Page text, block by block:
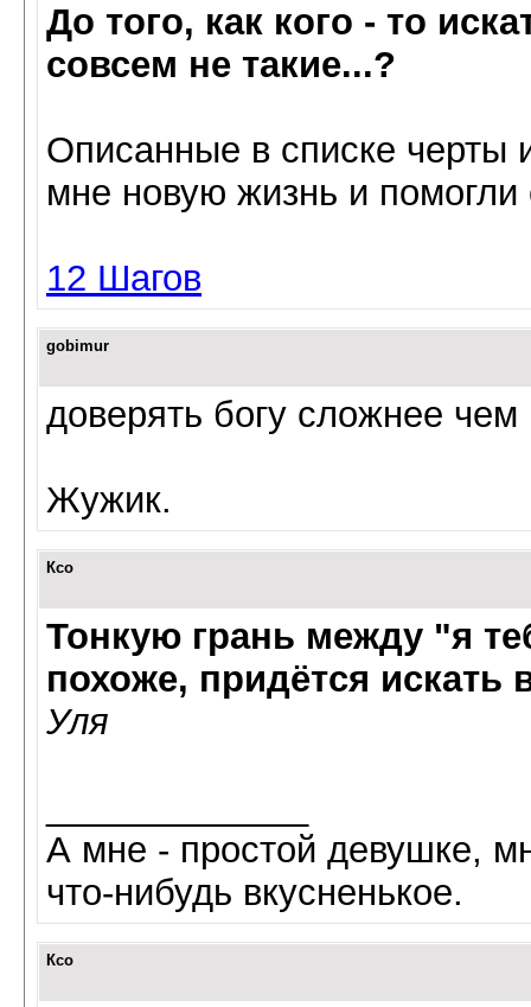
До того, как кого - то
совсем не такие...?
Oписанные в списке
мне нoвую жизнь и
12 Шагов
gobimur
доверять богу сложнее чем
Жужик.
Ксо
Тонкую грань между "я
похоже, придётся искать
Уля
А мне - простой девушке,
что-нибудь вкусненькое.
Ксо